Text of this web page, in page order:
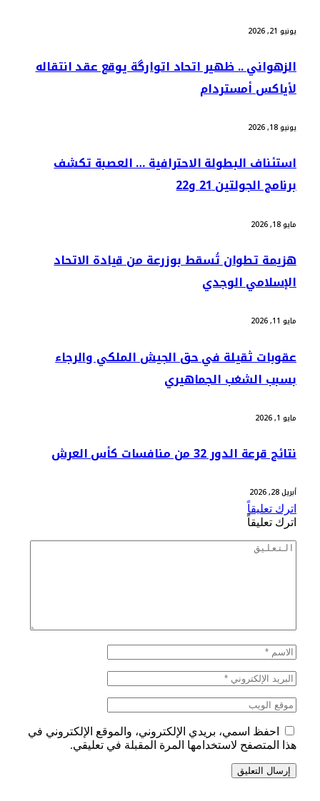
يونيو 21, 2026
الزهواني .. ظهير اتحاد اتوارگة يوقع عقد انتقاله
لأياكس أمستردام
يونيو 18, 2026
استئناف البطولة الاحترافية … العصبة تكشف
برنامج الجولتين 21 و22
مايو 18, 2026
هزيمة تطوان تُسقط بوزرعة من قيادة الاتحاد
الإسلامي الوجدي
مايو 11, 2026
عقوبات ثقيلة في حق الجيش الملكي والرجاء
بسبب الشغب الجماهيري
مايو 1, 2026
نتائج قرعة الدور 32 من منافسات كأس العرش
أبريل 28, 2026
اترك تعليقاً
اترك تعليقاً
احفظ اسمي، بريدي الإلكتروني، والموقع الإلكتروني في
هذا المتصفح لاستخدامها المرة المقبلة في تعليقي.